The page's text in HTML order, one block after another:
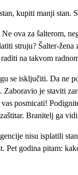
kupiti manji stan.
ova za šalterom,
struju? Šalter-
na takvom
se isključiti. Da ne
Zaboravio je staviti
posmicati!
Branitelj ga
nisu isplatili
Pet godina pitam: